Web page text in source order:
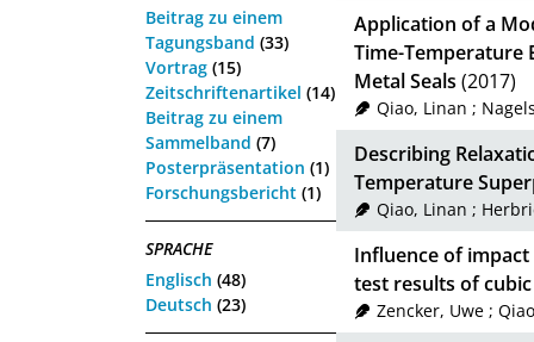
Beitrag zu einem
Tagungsband (33)
Vortrag (15)
Zeitschriftenartikel (14)
Beitrag zu einem
Sammelband (7)
Posterpräsentation (1)
Forschungsbericht (1)
SPRACHE
Englisch (48)
Deutsch (23)
Application of a
Time-Temperature
Metal Seals (2017)
Qiao, Linan ;
Describing
Temperature
Qiao, Linan ;
Influence of
test results of
Zencker, Uwe;